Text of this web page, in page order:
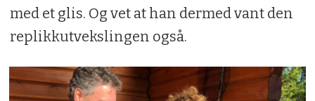
med et glis. Og vet at han dermed vant den
replikkutvekslingen også.